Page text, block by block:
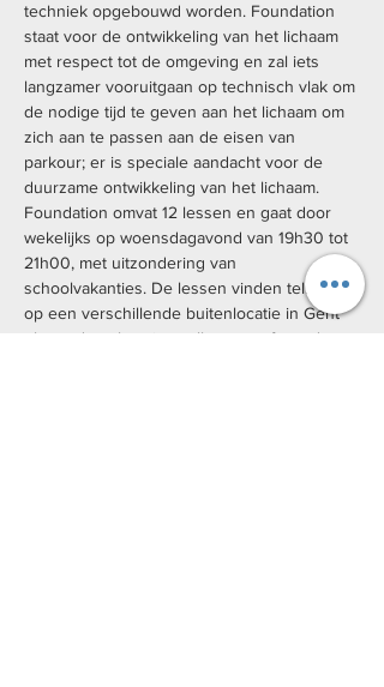
techniek opgebouwd worden. Foundation
staat voor de ontwikkeling van het lichaam
met respect tot de omgeving en zal iets
langzamer vooruitgaan op technisch vlak om
de nodige tijd te geven aan het lichaam om
zich aan te passen aan de eisen van
parkour; er is speciale aandacht voor de
duurzame ontwikkeling van het lichaam.
Foundation omvat 12 lessen en gaat door
wekelijks op woensdagavond van 19h30 tot
21h00, met uitzondering van
schoolvakanties. De lessen vinden telkens
op een verschillende buitenlocatie in Gent
plaats, deze locaties zullen voorafgaand aan